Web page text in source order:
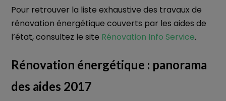
Pour retrouver la liste exhaustive des travaux de
rénovation énergétique couverts par les aides de
l’état, consultez le site Rénovation Info Service.
Rénovation énergétique : panorama
des aides 2017